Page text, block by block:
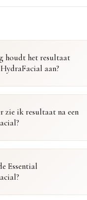
houdt het resultaat
aan?
zie ik resultaat na een
Essential